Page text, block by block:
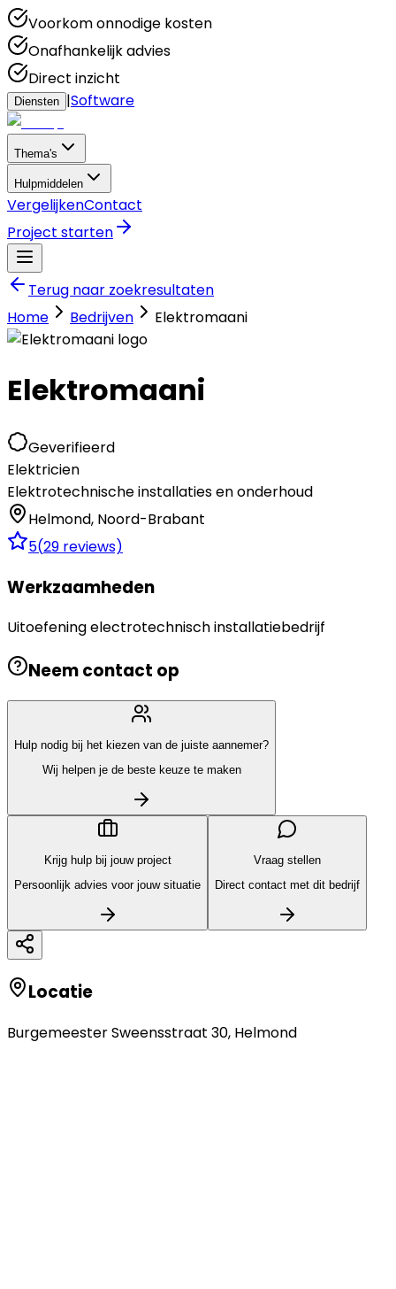
Voorkom onnodige kosten
Onafhankelijk advies
Direct inzicht
Diensten |Software
Thema's
Hulpmiddelen
VergelijkenContact
Project starten
Terug naar zoekresultaten
Home
Bedrijven Elektromaani
Elektromaani
Geverifieerd
Elektricien
Elektrotechnische installaties en onderhoud
Helmond, Noord-Brabant
5(29 reviews)
Werkzaamheden
Uitoefening electrotechnisch installatiebedrijf
Neem contact op
Hulp nodig bij het kiezen van de juiste aannemer?
Wij helpen je de beste keuze te maken
Krijg hulp bij jouw project
Persoonlijk advies voor jouw situatie
Vraag stellen
Direct contact met dit bedrijf
Locatie
Burgemeester Sweensstraat 30, Helmond